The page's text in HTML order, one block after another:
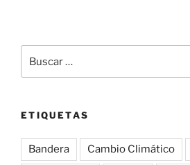
por:
ETIQUETAS
Bandera Cambio Climático